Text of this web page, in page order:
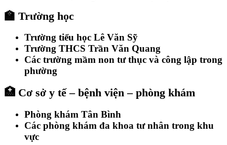
🏫 Trường học
Trường tiểu học Lê Văn Sỹ
Trường THCS Trần Văn Quang
Các trường mầm non tư thục và công lập trong
phường
🏥 Cơ sở y tế – bệnh viện – phòng khám
Phòng khám Tân Bình
Các phòng khám đa khoa tư nhân trong khu
vực